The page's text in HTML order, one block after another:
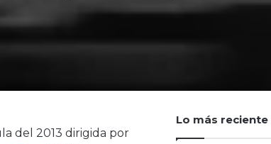
del 2013 dirigida por
Lo más reciente